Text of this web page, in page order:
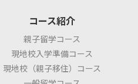
コース紹介
親子留学コース
現地校入学準備コース
現地校（親子移住）コース